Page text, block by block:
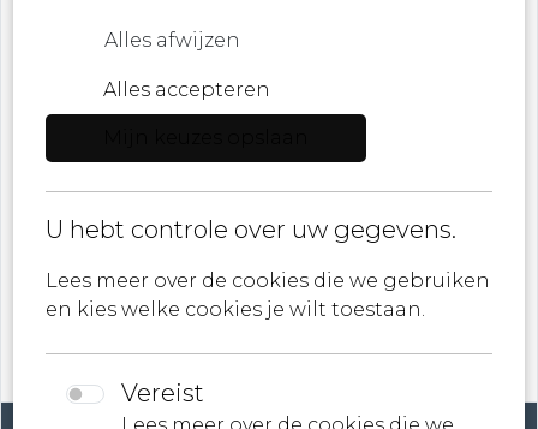
Ik ben een ...
ik ga akkoord met Privacybeleid
Alles afwijzen
Alles accepteren
U hebt controle over uw gegevens.
Lees meer over de cookies die we gebruiken
en kies welke cookies je wilt toestaan.
Vereist